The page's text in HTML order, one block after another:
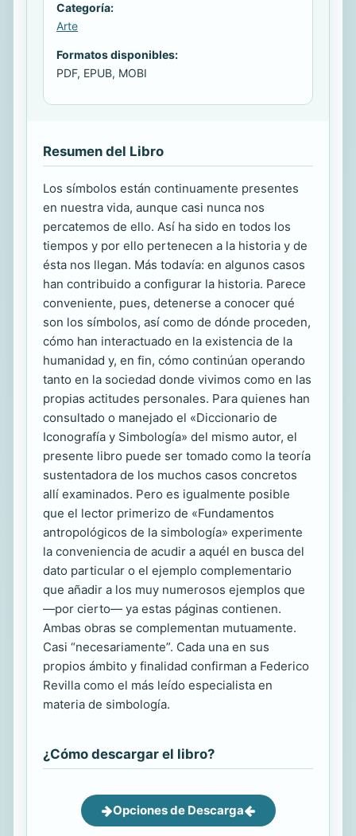
Categoría:
Arte
Formatos disponibles:
PDF, EPUB, MOBI
Resumen del Libro
Los símbolos están continuamente presentes
en nuestra vida, aunque casi nunca nos
percatemos de ello. Así ha sido en todos los
tiempos y por ello pertenecen a la historia y de
ésta nos llegan. Más todavía: en algunos casos
han contribuido a configurar la historia. Parece
conveniente, pues, detenerse a conocer qué
son los símbolos, así como de dónde proceden,
cómo han interactuado en la existencia de la
humanidad y, en fin, cómo continúan operando
tanto en la sociedad donde vivimos como en las
propias actitudes personales. Para quienes han
consultado o manejado el «Diccionario de
Iconografía y Simbología» del mismo autor, el
presente libro puede ser tomado como la teoría
sustentadora de los muchos casos concretos
allí examinados. Pero es igualmente posible
que el lector primerizo de «Fundamentos
antropológicos de la simbología» experimente
la conveniencia de acudir a aquél en busca del
dato particular o el ejemplo complementario
que añadir a los muy numerosos ejemplos que
—por cierto— ya estas páginas contienen.
Ambas obras se complementan mutuamente.
Casi “necesariamente”. Cada una en sus
propios ámbito y finalidad confirman a Federico
Revilla como el más leído especialista en
materia de simbología.
¿Cómo descargar el libro?
Opciones de Descarga